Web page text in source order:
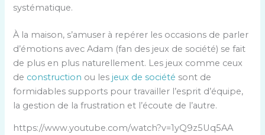
systématique.
À la maison, s’amuser à repérer les occasions de parler
d’émotions avec Adam (fan des jeux de société) se fait
de plus en plus naturellement. Les jeux comme ceux
de construction ou les jeux de société sont de
formidables supports pour travailler l’esprit d’équipe,
la gestion de la frustration et l’écoute de l’autre.
https://www.youtube.com/watch?v=1yQ9z5Uq5AA